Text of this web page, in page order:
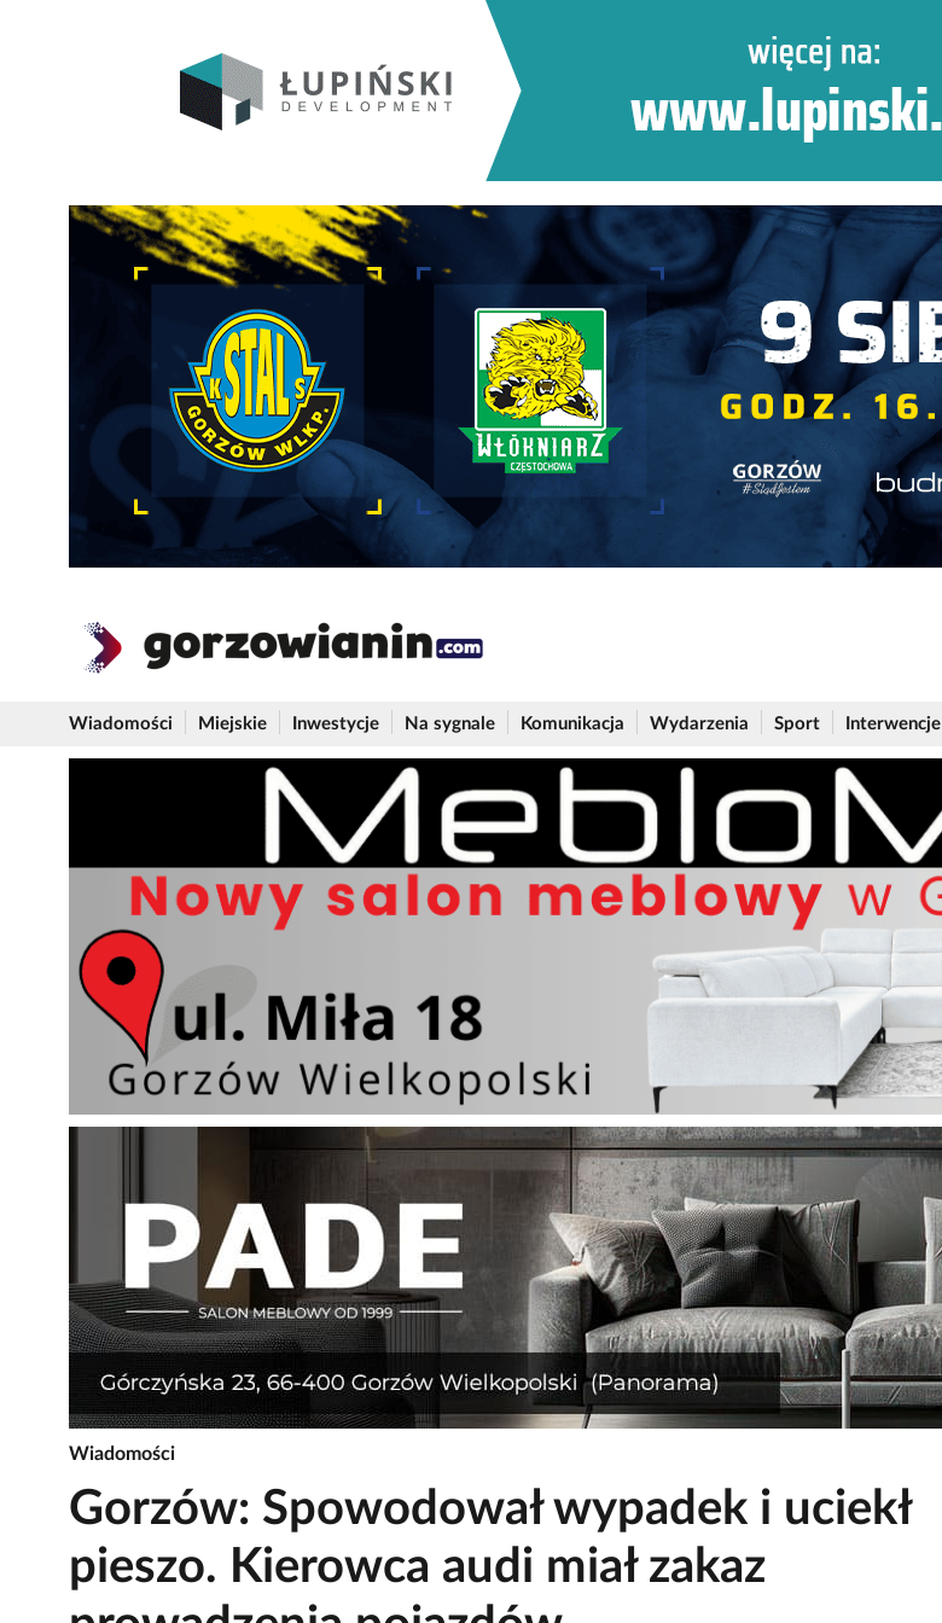
Wiadomości Miejskie Inwestycje Na sygnale Komunikacja Wydarzenia Sport Interwencje
Wiadomości
Gorzów: Spowodował wypadek i uciekł
pieszo. Kierowca audi miał zakaz